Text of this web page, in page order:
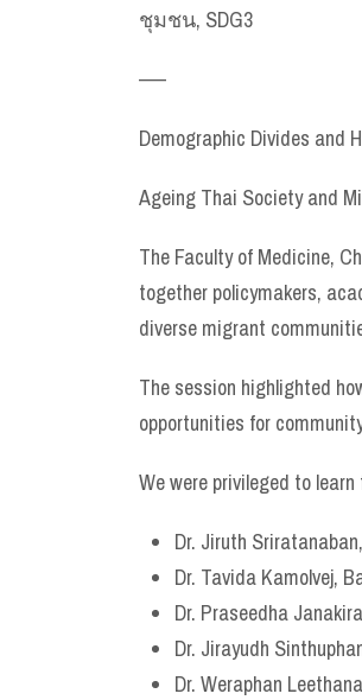
ชุมชน, SDG3
—–
Demographic Divides and
Ageing Thai Society and
The Faculty of Medicine,
together policymakers,
diverse migrant
The session highlighted
opportunities for
We were privileged to
Dr. Jiruth
Dr. Tavida Kamolvej,
Dr. Praseedha
Dr. Jirayudh
Dr. Weraphan